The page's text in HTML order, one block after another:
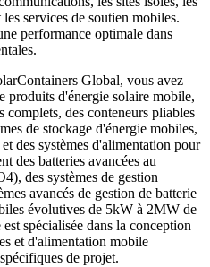
services de soutien mobiles.
performance optimale dans
Global, vous avez
produits d'énergie solaire mobile,
complets, des conteneurs pliables
de stockage d'énergie mobiles,
des systèmes d'alimentation pour
des batteries avancées au
des systèmes de gestion
avancés de gestion de batterie
évolutives de 5kW à 2MW de
spécialisée dans la conception
et d'alimentation mobile
de projet.